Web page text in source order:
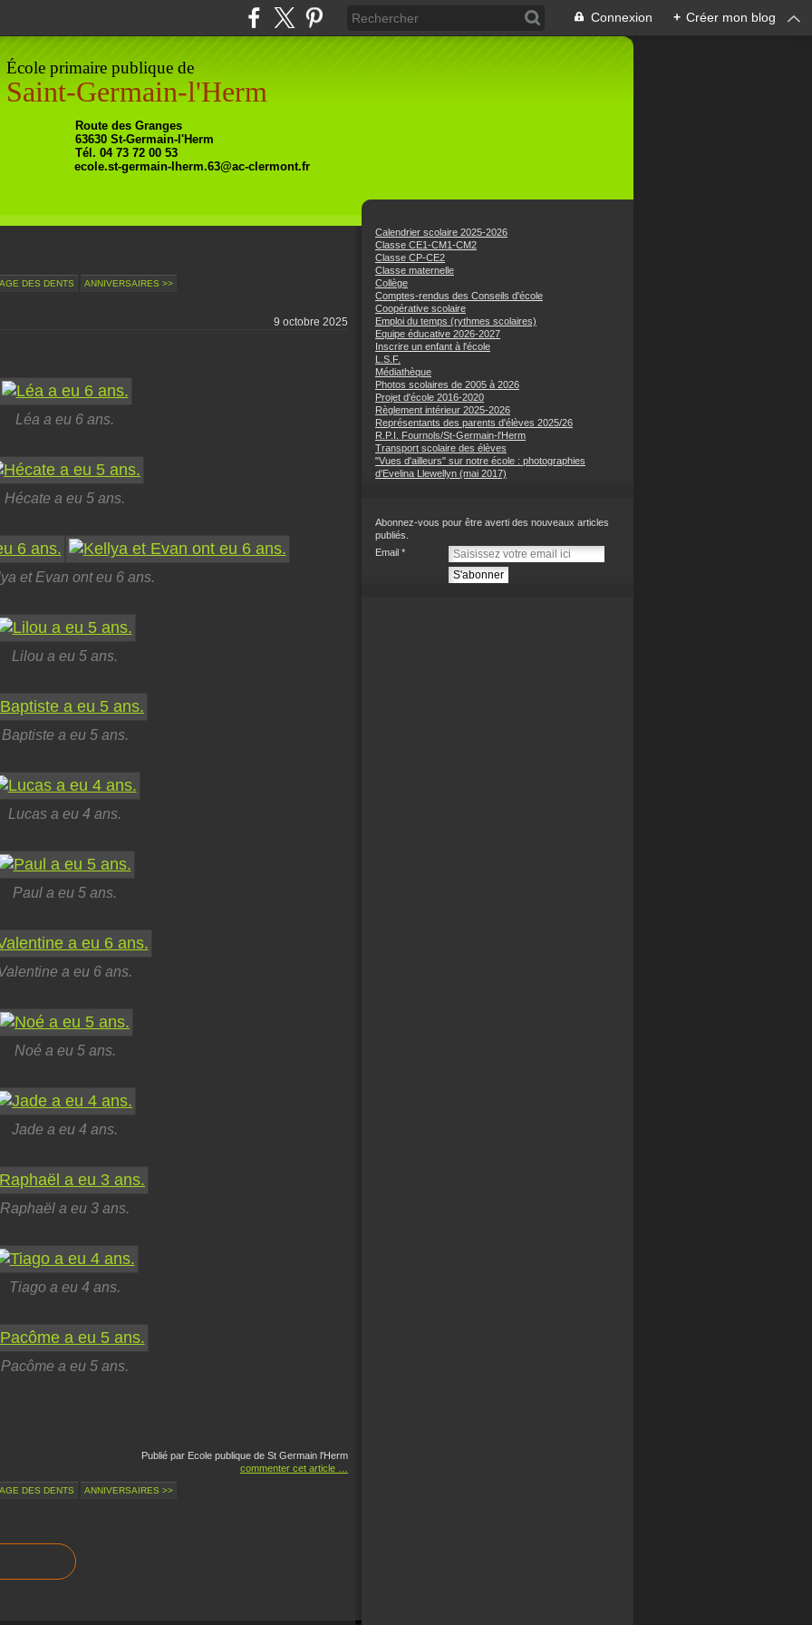
Connexion + Créer mon blog
École primaire publique de
Saint-Germain-l'Herm
Route des Granges
St-Germain-l'Herm
04 73 72 00 53
ecole.st-germain-lherm.63@ac-clermont.fr
DES DENTS ANNIVERSAIRES >>
9 octobre 2025
Léa a eu 6 ans.
Hécate a eu 5 ans.
et Evan ont eu 6 ans.
Lilou a eu 5 ans.
Baptiste a eu 5 ans.
Lucas a eu 4 ans.
Paul a eu 5 ans.
a eu 6 ans.
Noé a eu 5 ans.
Jade a eu 4 ans.
Raphaël a eu 3 ans.
Tiago a eu 4 ans.
Pacôme a eu 5 ans.
Publié par Ecole publique de St Germain l'Herm
commenter cet article
DES DENTS ANNIVERSAIRES >>
Calendrier scolaire 2025-2026
Classe CE1-CM1-CM2
Classe CP-CE2
Classe maternelle
Collège
Comptes-rendus des Conseils d'école
Coopérative scolaire
Emploi du temps (rythmes scolaires)
Equipe éducative 2026-2027
Inscrire un enfant à l'école
L.S.F.
Médiathèque
Photos scolaires de 2005 à 2026
Projet d'école 2016-2020
Règlement intérieur 2025-2026
Représentants des parents d'élèves 2025/26
R.P.I. Fournols/St-Germain-l'Herm
Transport scolaire des élèves
"Vues d'ailleurs" sur notre école : photographies
d'Evelina Llewellyn (mai 2017)
Abonnez-vous pour être averti des nouveaux articles
publiés.
Email